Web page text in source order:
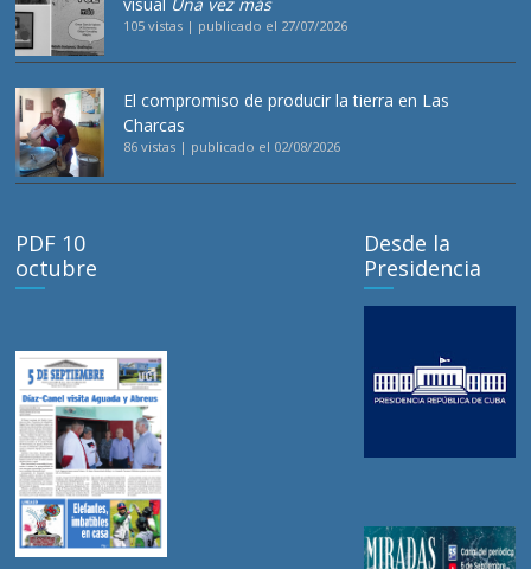
105 vistas | publicado el 27/07/2026
El compromiso de producir la tierra en Las
Charcas
86 vistas | publicado el 02/08/2026
PDF 10
octubre
Desde la
Presidencia